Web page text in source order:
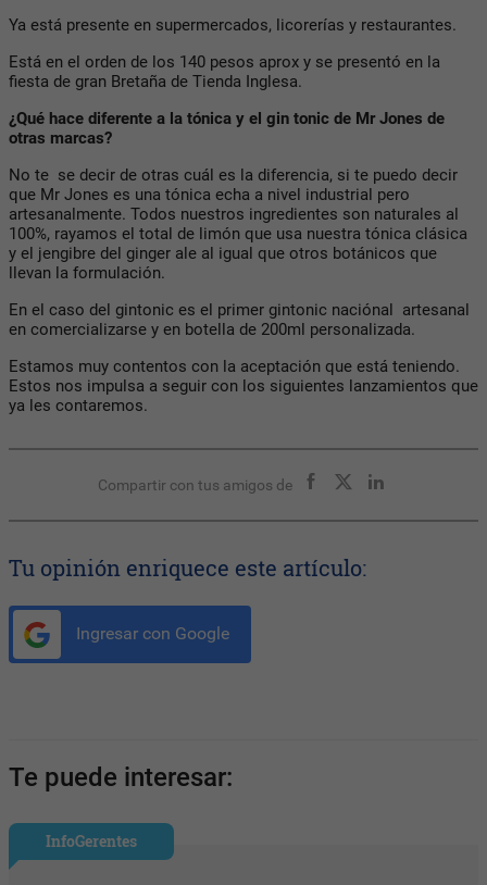
Ya está presente en supermercados, licorerías y restaurantes.
Está en el orden de los 140 pesos aprox y se presentó en la
fiesta de gran Bretaña de Tienda Inglesa.
¿Qué hace diferente a la tónica y el gin tonic de Mr Jones de
otras marcas?
No te se decir de otras cuál es la diferencia, si te puedo decir
que Mr Jones es una tónica echa a nivel industrial pero
artesanalmente. Todos nuestros ingredientes son naturales al
100%, rayamos el total de limón que usa nuestra tónica clásica
y el jengibre del ginger ale al igual que otros botánicos que
llevan la formulación.
En el caso del gintonic es el primer gintonic naciónal artesanal
en comercializarse y en botella de 200ml personalizada.
Estamos muy contentos con la aceptación que está teniendo.
Estos nos impulsa a seguir con los siguientes lanzamientos que
ya les contaremos.
Compartir con tus amigos de
Tu opinión enriquece este artículo:
Ingresar con Google
Te puede interesar:
InfoGerentes